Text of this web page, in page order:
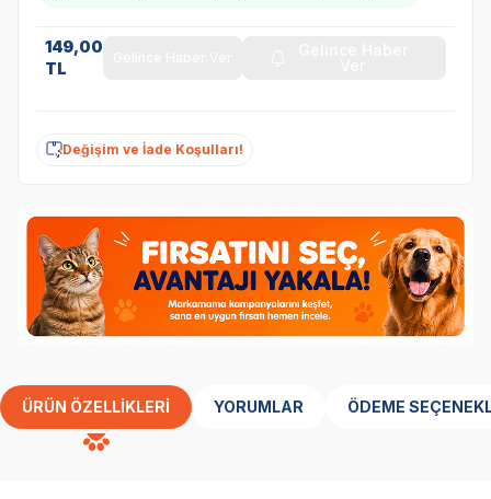
149,00
TL
Değişim ve İade Koşulları!
ÜRÜN ÖZELLIKLERI YORUMLAR ÖDEME